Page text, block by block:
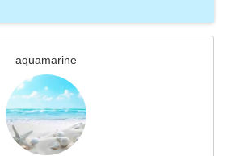
aquamarine